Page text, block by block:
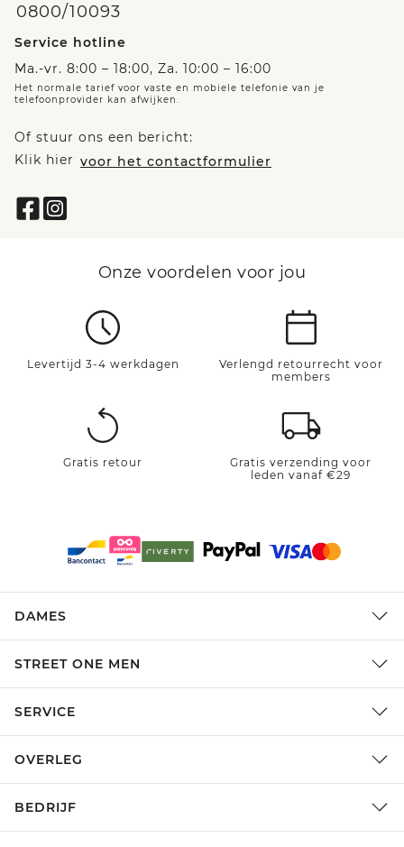
0800/10093
Service hotline
Ma.-vr. 8:00 – 18:00, Za. 10:00 – 16:00
Het normale tarief voor vaste en mobiele telefonie van je
telefoonprovider kan afwijken.
Of stuur ons een bericht:
Klik hier voor het contactformulier
Onze voordelen voor jou
Levertijd 3-4 werkdagen
Verlengd retourrecht voor
members
Gratis retour
Gratis verzending voor
leden vanaf €29
DAMES
STREET ONE MEN
SERVICE
OVERLEG
BEDRIJF